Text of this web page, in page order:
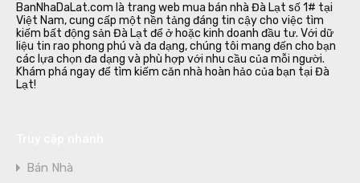
BanNhaDaLat.com là trang web mua bán nhà Đà Lạt số 1# tại
Việt Nam, cung cấp một nền tảng đáng tin cậy cho việc tìm
kiếm bất động sản Đà Lạt để ở hoặc kinh doanh đầu tư. Với dữ
liệu tin rao phong phú và đa dạng, chúng tôi mang đến cho bạn
các lựa chọn đa dạng và phù hợp với nhu cầu của mỗi người.
Khám phá ngay để tìm kiếm căn nhà hoàn hảo của bạn tại Đà
Lạt!
Bán Nhà